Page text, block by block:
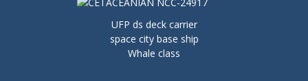
UFP ds deck carrier
space city base ship
Whale class